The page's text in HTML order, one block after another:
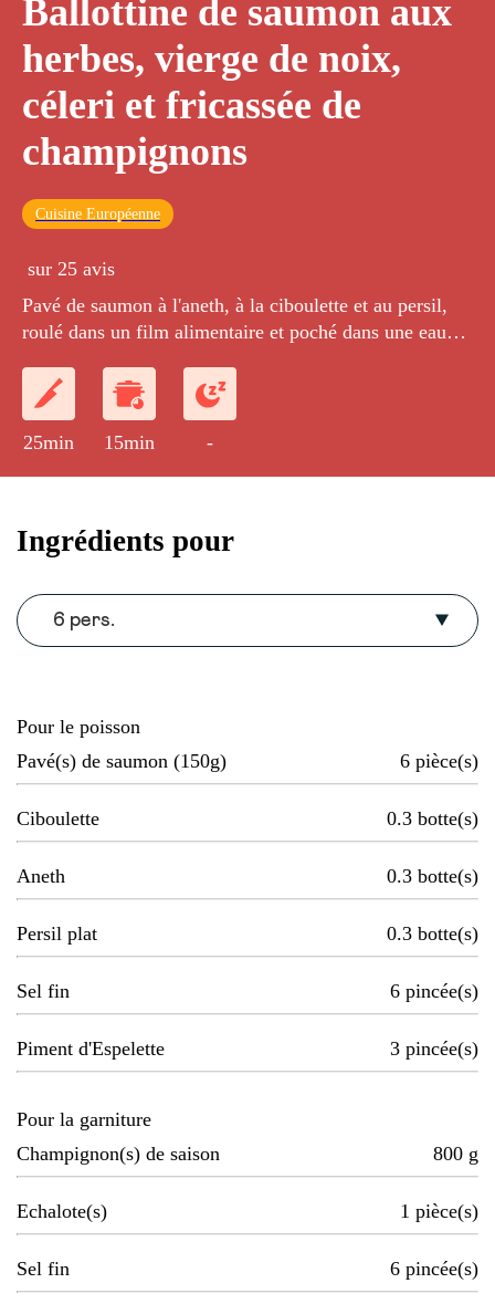
Ballottine de saumon aux
herbes, vierge de noix,
céleri et fricassée de
champignons
Cuisine Européenne
sur 25 avis
Pavé de saumon à l'aneth, à la ciboulette et au persil,
roulé dans un film alimentaire et poché dans une eau
noix et à l'huile d'olive et d'une tombée de champignons
d'automne.
25min
15min -
Ingrédients pour
6 pers.
Pour le poisson
Pavé(s) de saumon (150g)
6 pièce(s)
Ciboulette 0.3 botte(s)
Aneth 0.3 botte(s)
Persil plat 0.3 botte(s)
Sel fin 6 pincée(s)
Piment d'Espelette 3 pincée(s)
Pour la garniture
Champignon(s) de saison
800 g
Echalote(s) 1 pièce(s)
Sel fin 6 pincée(s)